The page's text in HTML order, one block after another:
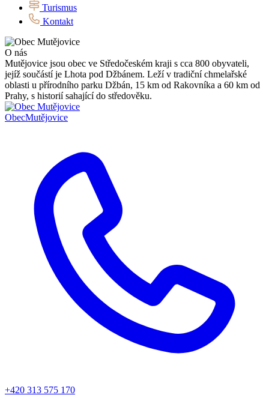
Turismus
Kontakt
O nás
Mutějovice jsou obec ve Středočeském kraji s cca 800 obyvateli,
jejíž součástí je Lhota pod Džbánem. Leží v tradiční chmelařské
oblasti u přírodního parku Džbán, 15 km od Rakovníka a 60 km od
Prahy, s historií sahající do středověku.
ObecMutějovice
+420 313 575 170